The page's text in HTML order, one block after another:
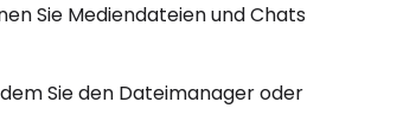
Sie Mediendateien und Chats
Sie den Dateimanager oder